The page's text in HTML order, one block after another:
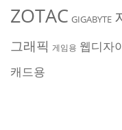
ZOTAC GIGABYTE
그래픽 게임용 웹디자
캐드용